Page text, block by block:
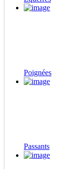
Poignées
Passants